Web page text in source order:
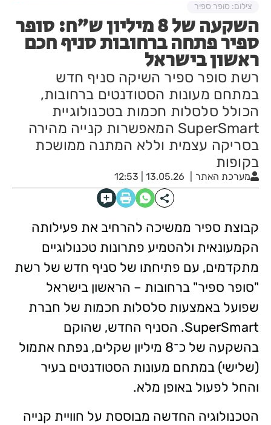
השקעה של 8 מיליון ש"ח: סופר
ספיר פתחה ברחובות סניף חכם
ראשון בישראל
רשת סופר ספיר השיקה סניף חדש
במתחם מעונות הסטודנטים ברחובות,
הכולל סלסלות חכמות בטכנולוגיית
SuperSmart המאפשרות קנייה מהירה
בסריקה עצמית וללא המתנה ממושכת
בקופות
מערכת האתר 13.05.26 | 12:53
צילום: סופר ספיר
קבוצת ספיר ממשיכה להרחיב את פעילותה
הקמעונאית ולהטמיע פתרונות טכנולוגיים
מתקדמים, עם פתיחתו של סניף חדש של רשת
"סופר ספיר" ברחובות – הראשון בישראל
שפועל באמצעות סלסלות חכמות של חברת
SuperSmart. הסניף החדש, שהוקם
בהשקעה של כ־8 מיליון שקלים, נפתח אתמול
(שלישי) במתחם מעונות הסטודנטים בעיר
והחל לפעול באופן מלא.
הטכנולוגיה החדשה מבוססת על חוויית קנייה